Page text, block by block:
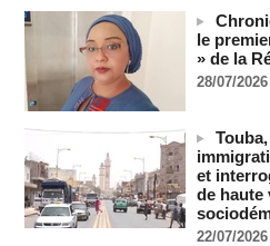
L'armée nigériane obtient une
06/08/2026
Au Nigeria, plus de 300 victimes
libérées
06/08/2026 -
Au Nigeria, plus de 300
libérées
06/08/2026 -
Soutenir l’intégrité de
l’approche des élections
le
» de la
28/07/2026
et
de haute
22/07/2026